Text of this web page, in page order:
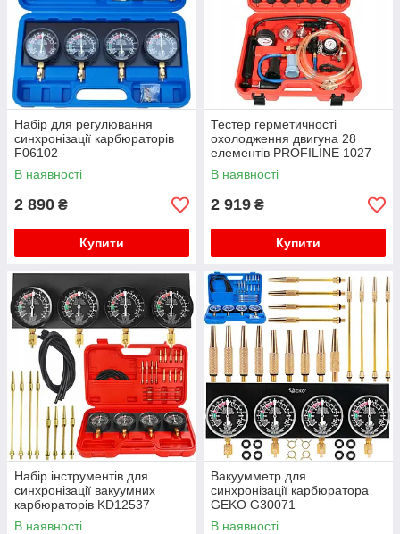
Набір для регулювання
синхронізації карбюраторів
F06102
В наявності
2 890 ₴
Купити
Тестер герметичності
охолодження двигуна 28
елементів PROFILINE 1027
В наявності
2 919 ₴
Купити
Набір інструментів для
синхронізації вакуумних
карбюраторів KD12537
синхронізатор карбюратора
В наявності
Вакуумметр для
синхронізації карбюратора
GEKO G30071
В наявності